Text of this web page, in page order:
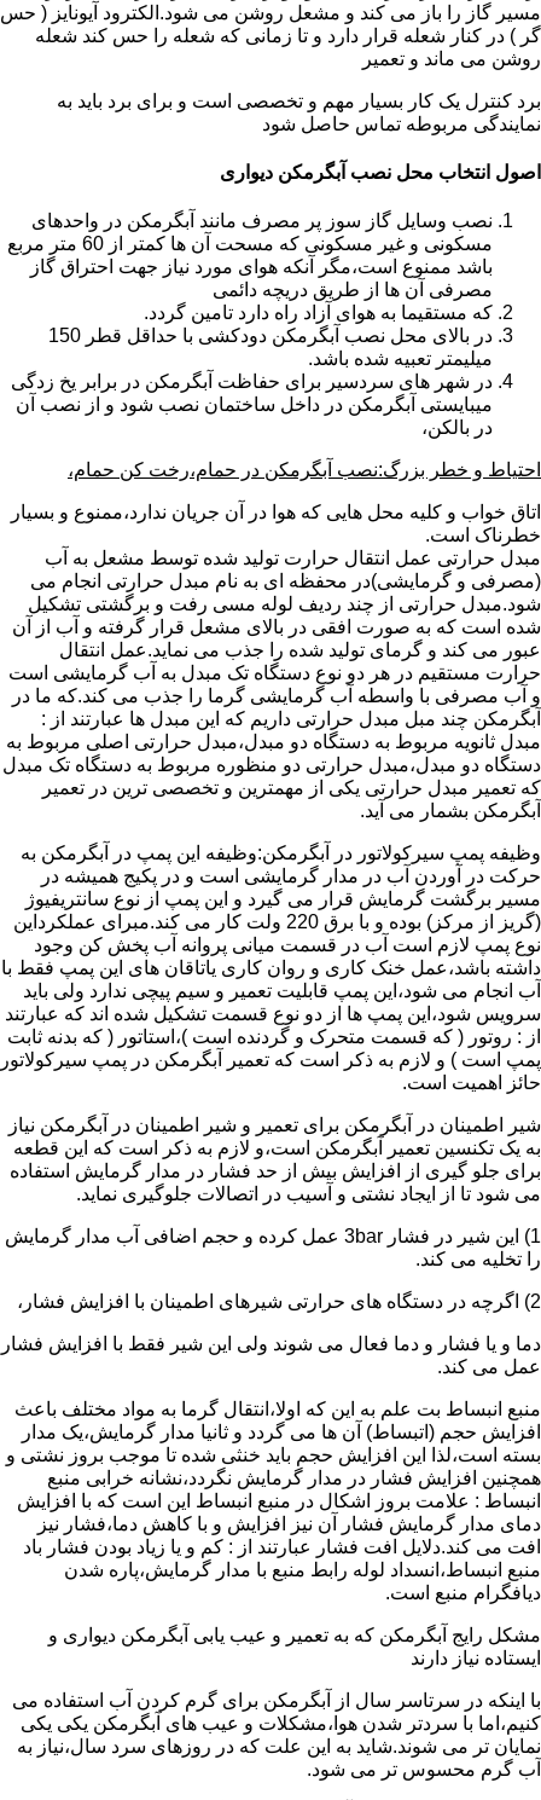
مسیر گاز را باز می کند و مشعل روشن می شود.الکترود آیونایز ( حس
گر ) در کنار شعله قرار دارد و تا زمانی که شعله را حس کند شعله
روشن می ماند و تعمیر
برد کنترل یک کار بسیار مهم و تخصصی است و برای برد باید به
نمایندگی مربوطه تماس حاصل شود
اصول انتخاب محل نصب آبگرمکن دیواری
نصب وسایل گاز سوز پر مصرف مانند آبگرمکن در واحدهای
مسکونی و غیر مسکونی که مسحت آن ها کمتر از 60 متر مربع
باشد ممنوع است،مگر آنکه هوای مورد نیاز جهت احتراق گاز
مصرفی آن ها از طریق دریچه دائمی
که مستقیما به هوای آزاد راه دارد تامین گردد.
در بالای محل نصب آبگرمکن دودکشی با حداقل قطر 150
میلیمتر تعبیه شده باشد.
در شهر های سردسیر برای حفاظت آبگرمکن در برابر یخ زدگی
میبایستی آبگرمکن در داخل ساختمان نصب شود و از نصب آن
در بالکن،
احتیاط و خطر بزرگ:نصب آبگرمکن در حمام،رخت کن حمام،
اتاق خواب و کلیه محل هایی که هوا در آن جریان ندارد،ممنوع و بسیار
خطرناک است.
مبدل حرارتی عمل انتقال حرارت تولید شده توسط مشعل به آب
(مصرفی و گرمایشی)در محفظه ای به نام مبدل حرارتی انجام می
شود.مبدل حرارتی از چند ردیف لوله مسی رفت و برگشتی تشکیل
شده است که به صورت افقی در بالای مشعل قرار گرفته و آب از آن
عبور می کند و گرمای تولید شده را جذب می نماید.عمل انتقال
حرارت مستقیم در هر دو نوع دستگاه تک مبدل به آب گرمایشی است
و آب مصرفی با واسطه آب گرمایشی گرما را جذب می کند.که ما در
آبگرمکن چند مبل مبدل حرارتی داریم که این مبدل ها عبارتند از :
مبدل ثانویه مربوط به دستگاه دو مبدل،مبدل حرارتی اصلی مربوط به
دستگاه دو مبدل،مبدل حرارتی دو منظوره مربوط به دستگاه تک مبدل
که تعمیر مبدل حرارتی یکی از مهمترین و تخصصی ترین در تعمیر
آبگرمکن بشمار می آید.
وظیفه پمپ سیرکولاتور در آبگرمکن:وظیفه این پمپ در آبگرمکن به
حرکت در آوردن آب در مدار گرمایشی است و در پکیج همیشه در
مسیر برگشت گرمایش قرار می گیرد و این پمپ از نوع سانتریفیوژ
(گریز از مرکز) بوده و با برق 220 ولت کار می کند.مبرای عملکرداین
نوع پمپ لازم است آب در قسمت میانی پروانه آب پخش کن وجود
داشته باشد،عمل خنک کاری و روان کاری یاتاقان های این پمپ فقط با
آب انجام می شود،این پمپ قابلیت تعمیر و سیم پیچی ندارد ولی باید
سرویس شود،این پمپ ها از دو نوع قسمت تشکیل شده اند که عبارتند
از : روتور ( که قسمت متحرک و گردنده است )،استاتور ( که بدنه ثابت
پمپ است ) و لازم به ذکر است که تعمیر آبگرمکن در پمپ سیرکولاتور
حائز اهمیت است.
شیر اطمینان در آبگرمکن برای تعمیر و شیر اطمینان در آبگرمکن نیاز
به یک تکنسین تعمیر آبگرمکن است،و لازم به ذکر است که این قطعه
برای جلو گیری از افزایش بیش از حد فشار در مدار گرمایش استفاده
می شود تا از ایجاد نشتی و آسیب در اتصالات جلوگیری نماید.
1) این شیر در فشار 3bar عمل کرده و حجم اضافی آب مدار گرمایش
را تخلیه می کند.
2) اگرچه در دستگاه های حرارتی شیرهای اطمینان با افزایش فشار،
دما و یا فشار و دما فعال می شوند ولی این شیر فقط با افزایش فشار
عمل می کند.
منبع انبساط بت علم به این که اولا،انتقال گرما به مواد مختلف باعث
افزایش حجم (اتبساط) آن ها می گردد و ثانیا مدار گرمایش،یک مدار
بسته است،لذا این افزایش حجم باید خنثی شده تا موجب بروز نشتی و
همچنین افزایش فشار در مدار گرمایش نگردد،نشانه خرابی منبع
انبساط : علامت بروز اشکال در منبع انبساط این است که با افزایش
دمای مدار گرمایش فشار آن نیز افزایش و با کاهش دما،فشار نیز
افت می کند.دلایل افت فشار عبارتند از : کم و یا زیاد بودن فشار باد
منبع انبساط،انسداد لوله رابط منبع با مدار گرمایش،پاره شدن
دیافگرام منبع است.
مشکل رایج آبگرمکن که به تعمیر و عیب یابی آبگرمکن دیواری و
ایستاده نیاز دارند
با اینکه در سرتاسر سال از آبگرمکن برای گرم کردن آب استفاده می
کنیم،اما با سردتر شدن هوا،مشکلات و عیب های آبگرمکن یکی یکی
نمایان تر می شوند.شاید به این علت که در روزهای سرد سال،نیاز به
آب گرم محسوس تر می شود.